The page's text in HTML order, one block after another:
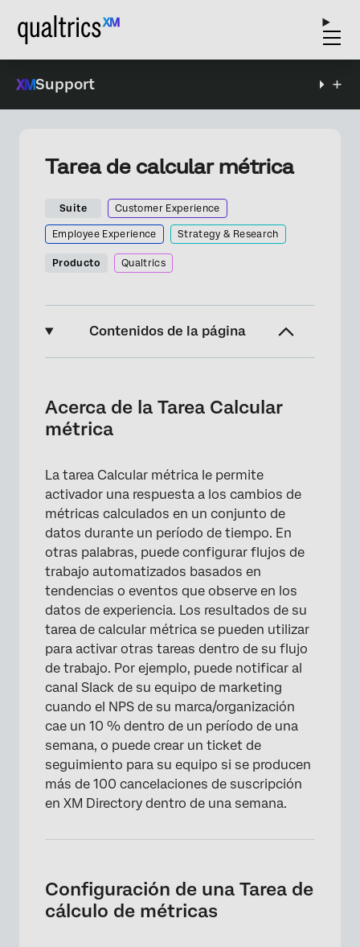
Support
Tarea de calcular métrica
Suite Customer Experience
Employee Experience Strategy & Research
Producto Qualtrics
Contenidos de la página
Configuración de una Tarea de cálculo de
métricas
Cuando se completan las tareas de cálculo
de métricas
Solución de problemas de tareas de cálculo
de métricas
Filtrado por datos del Tablero
Acerca de la Tarea Calcular
métrica
La tarea Calcular métrica le permite
activador una respuesta a los cambios de
métricas calculados en un conjunto de
datos durante un período de tiempo. En
otras palabras, puede configurar flujos de
trabajo automatizados basados ​​en
tendencias o eventos que observe en los
datos de experiencia. Los resultados de su
tarea de calcular métrica se pueden utilizar
para activar otras tareas dentro de su flujo
de trabajo. Por ejemplo, puede notificar al
canal Slack de su equipo de marketing
cuando el NPS de su marca/organización
cae un 10 % dentro de un período de una
semana, o puede crear un ticket de
seguimiento para su equipo si se producen
más de 100 cancelaciones de suscripción
en XM Directory dentro de una semana.
Configuración de una Tarea de
cálculo de métricas